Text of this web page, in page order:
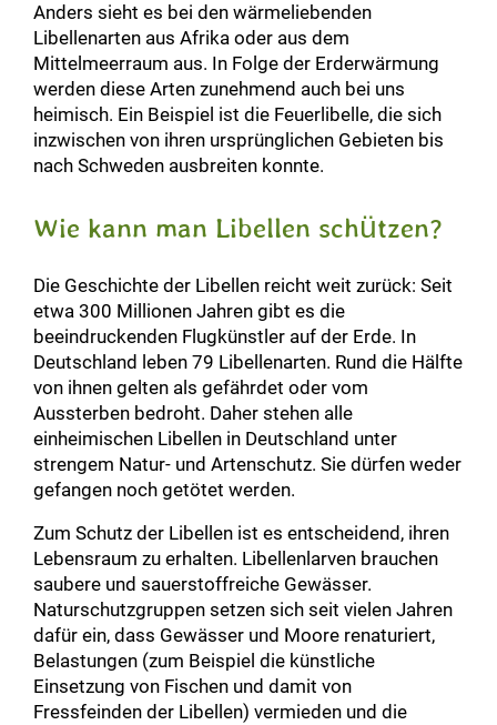
Anders sieht es bei den wärmeliebenden
Libellenarten aus Afrika oder aus dem
Mittelmeerraum aus. In Folge der Erderwärmung
werden diese Arten zunehmend auch bei uns
heimisch. Ein Beispiel ist die Feuerlibelle, die sich
inzwischen von ihren ursprünglichen Gebieten bis
nach Schweden ausbreiten konnte.
Wie kann man Libellen schützen?
Die Geschichte der Libellen reicht weit zurück: Seit
etwa 300 Millionen Jahren gibt es die
beeindruckenden Flugkünstler auf der Erde. In
Deutschland leben 79 Libellenarten. Rund die Hälfte
von ihnen gelten als gefährdet oder vom
Aussterben bedroht. Daher stehen alle
einheimischen Libellen in Deutschland unter
strengem Natur- und Artenschutz. Sie dürfen weder
gefangen noch getötet werden.
Zum Schutz der Libellen ist es entscheidend, ihren
Lebensraum zu erhalten. Libellenlarven brauchen
saubere und sauerstoffreiche Gewässer.
Naturschutzgruppen setzen sich seit vielen Jahren
dafür ein, dass Gewässer und Moore renaturiert,
Belastungen (zum Beispiel die künstliche
Einsetzung von Fischen und damit von
Fressfeinden der Libellen) vermieden und die